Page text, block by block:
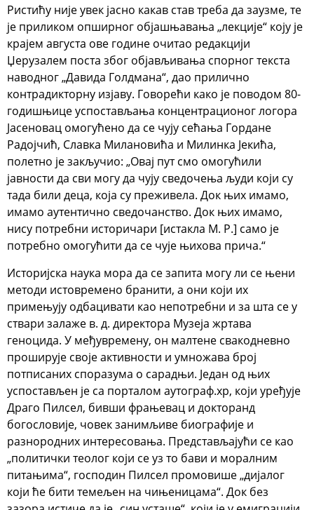
Ристићу није увек јасно какав став треба да заузме, те
је приликом опширног објашњавања „лекције“ коју је
крајем августа ове године очитао редакцији
Џерузалем поста због објављивања спорног текста
наводног „Давида Голдмана“, дао прилично
контрадикторну изјаву. Говорећи како је поводом 80-
годишњице успостављања концентрационог логора
Јасеновац омогућено да се чују сећања Гордане
Радојчић, Славка Милановића и Милинка Јекића,
полетно је закључио: „Овај пут смо омогућили
јавности да сви могу да чују сведочења људи који су
тада били деца, која су преживела. Док њих имамо,
имамо аутентично сведочанство. Док њих имамо,
нису потребни историчари [истакла М. Р.] само је
потребно омогућити да се чује њихова прича.“
Историјска наука мора да се запита могу ли се њени
методи истовремено бранити, а они који их
примењују одбацивати као непотребни и за шта се у
ствари залаже в. д. директора Музеја жртава
геноцида. У међувремену, он малтене свакодневно
проширује своје активности и умножава број
потписаних споразума о сарадњи. Један од њих
успостављен је са порталом аутограф.хр, који уређује
Драго Пилсел, бивши фрањевац и докторанд
богословије, човек занимљиве биографије и
разнородних интересовања. Представљајући се као
„политички теолог који се уз то бави и моралним
питањима“, господин Пилсел промовише „дијалог
који ће бити темељен на чињеницама“. Док без